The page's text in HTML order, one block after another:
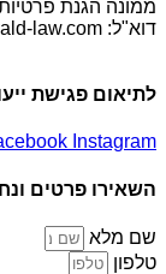
ממונה הגנת
דוא"ל: alex@rozenwald-law.com
לתיאום פגישת
Instagram
השאירו פרטים
שם מלא
טלפון